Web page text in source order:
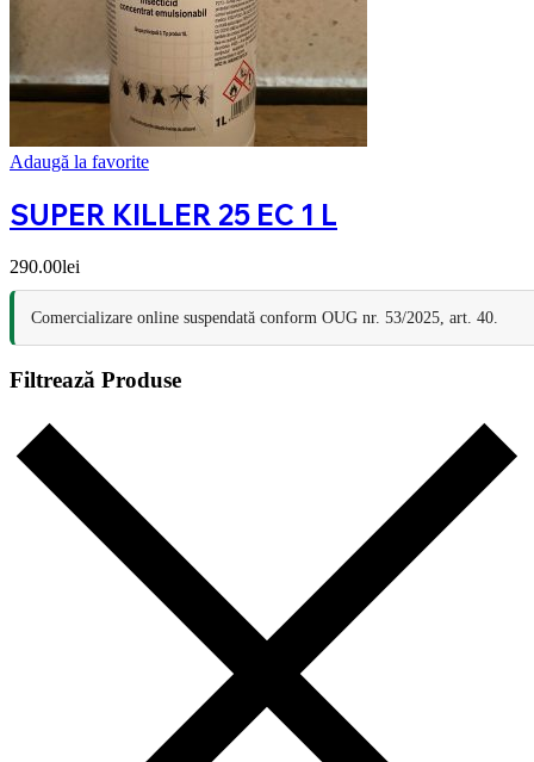
Adaugă la favorite
SUPER KILLER 25 EC 1 L
290.00lei
Comercializare online suspendată conform OUG nr. 53/2025, art. 40.
Filtrează Produse